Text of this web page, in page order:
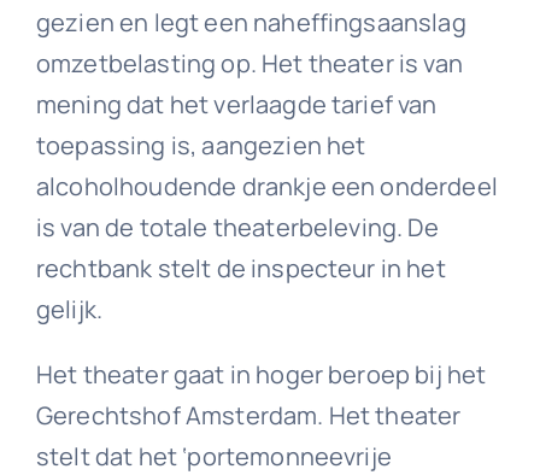
gezien en legt een naheffingsaanslag
omzetbelasting op. Het theater is van
mening dat het verlaagde tarief van
toepassing is, aangezien het
alcoholhoudende drankje een onderdeel
is van de totale theaterbeleving. De
rechtbank stelt de inspecteur in het
gelijk.
Het theater gaat in hoger beroep bij het
Gerechtshof Amsterdam. Het theater
stelt dat het ‘portemonneevrije